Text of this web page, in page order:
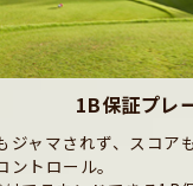
バンビクラ
を通じて「生きる力」
カントリークラブのキ